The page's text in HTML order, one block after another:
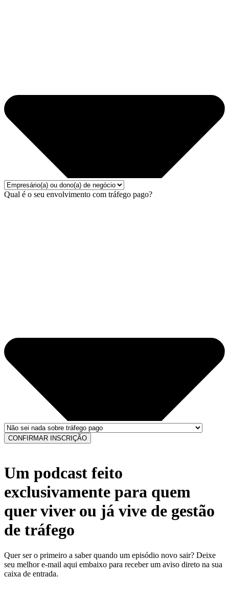
Qual é o seu envolvimento com tráfego pago?
CONFIRMAR INSCRIÇÃO
Um podcast feito
exclusivamente para quem
quer viver ou já vive de gestão
de tráfego
Quer ser o primeiro a saber quando um episódio novo sair? Deixe
seu melhor e-mail aqui embaixo para receber um aviso direto na sua
caixa de entrada.